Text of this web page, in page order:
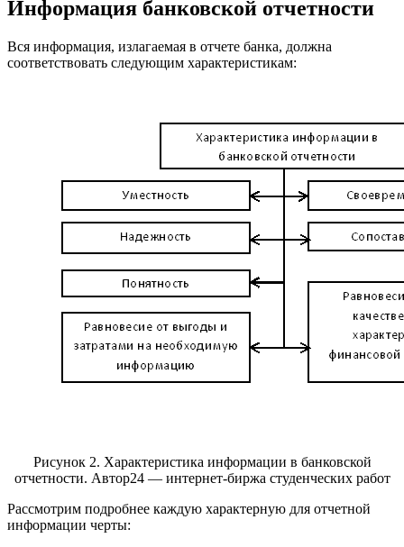
Информация банковской отчетности
Вся информация, излагаемая в отчете банка, должна
соответствовать следующим характеристикам:
Рисунок 2. Характеристика информации в банковской
отчетности. Автор24 — интернет-биржа студенческих работ
Рассмотрим подробнее каждую характерную для отчетной
информации черты: